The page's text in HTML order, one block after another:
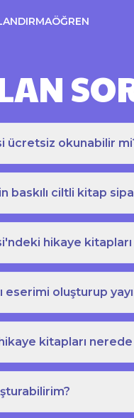
ÖĞREN
ücretsiz okunabilir
baskılı ciltli kitap
hikaye
oluşturup
kitapları